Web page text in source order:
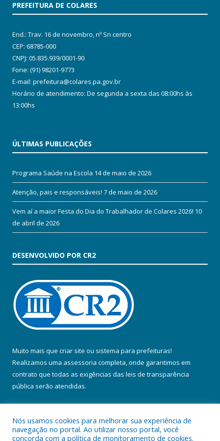
PREFEITURA DE COLARES
End.: Trav. 16 de novembro, nº Sn centro
CEP: 68785-000
CNPJ: 05.835.939/0001-90
Fone: (91) 98201-9773
E-mail: prefeitura@colares.pa.gov.br
Horário de atendimento: De segunda a sexta das 08:00hs às
13:00hs
ÚLTIMAS PUBLICAÇÕES
Programa Saúde na Escola 14 de maio de 2026
Atenção, pais e responsáveis! 7 de maio de 2026
Vem aí a maior Festa do Dia do Trabalhador de Colares 2026! 10
de abril de 2026
DESENVOLVIDO POR CR2
Muito mais que criar site ou sistema para prefeituras!
Realizamos uma assessoria completa, onde garantimos em
contrato que todas as exigências das leis de transparência
pública serão atendidas.
Nós usamos cookies para melhorar sua experiência de
navegação no portal. Ao utilizar nosso portal, você
concorda com a política de monitoramento de cookies.